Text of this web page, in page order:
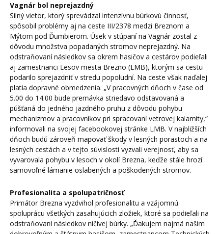
Vagnár bol neprejazdný
Silný vietor, ktorý sprevádzal intenzívnu búrkovú činnosť,
spôsobil problémy aj na ceste III/2378 medzi Breznom a
Mýtom pod Ďumbierom. Úsek v stúpaní na Vagnár zostal z
dôvodu množstva popadaných stromov neprejazdný. Na
odstraňovaní následkov sa okrem hasičov a cestárov podieľali
aj zamestnanci Lesov mesta Brezno (LMB), ktorým sa cestu
podarilo sprejazdniť v stredu popoludní. Na ceste však naďalej
platia dopravné obmedzenia. „V pracovných dňoch v čase od
5.00 do 14.00 bude premávka striedavo odstavovaná a
púšťaná do jedného jazdného pruhu z dôvodu pohybu
mechanizmov a pracovníkov pri spracovaní vetrovej kalamity,“
informovali na svojej facebookovej stránke LMB. V najbližších
dňoch budú zároveň mapovať škody v lesných porastoch a na
lesných cestách a v tejto súvislosti vyzvali verejnosť, aby sa
vyvarovala pohybu v lesoch v okolí Brezna, keďže stále hrozí
samovoľné lámanie oslabených a poškodených stromov.
Profesionalita a spolupatričnosť
Primátor Brezna vyzdvihol profesionalitu a vzájomnú
spoluprácu všetkých zasahujúcich zložiek, ktoré sa podieľali na
odstraňovaní následkov ničivej búrky. „Ďakujem najmä našim